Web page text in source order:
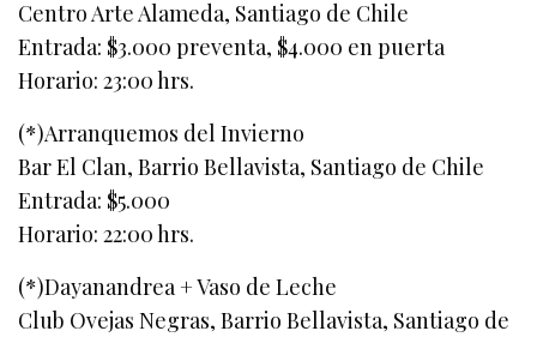
Centro Arte Alameda, Santiago de Chile
Entrada: $3.000 preventa, $4.000 en puerta
Horario: 23:00 hrs.
(*)Arranquemos del Invierno
Bar El Clan, Barrio Bellavista, Santiago de Chile
Entrada: $5.000
Horario: 22:00 hrs.
(*)Dayanandrea + Vaso de Leche
Club Ovejas Negras, Barrio Bellavista, Santiago de